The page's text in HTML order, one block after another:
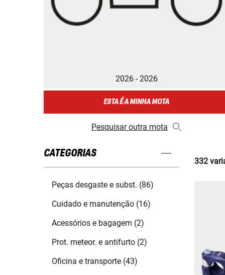
2026 - 2026
ESTA É A MINHA MOTA
Pesquisar outra mota
CATEGORIAS
Peças desgaste e subst. (86)
Cuidado e manutenção (16)
Acessórios e bagagem (2)
Prot. meteor. e antifurto (2)
Oficina e transporte (43)
332